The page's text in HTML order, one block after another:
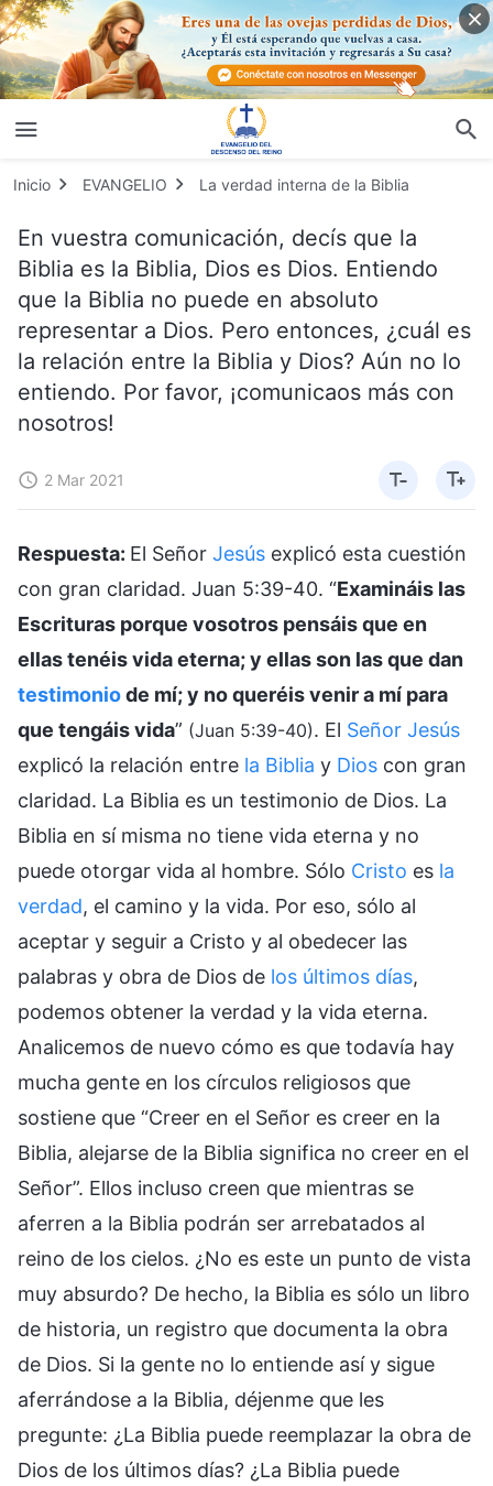
Inicio EVANGELIO La verdad interna de la Biblia
En vuestra comunicación, decís que la
Biblia es la Biblia, Dios es Dios. Entiendo
que la Biblia no puede en absoluto
representar a Dios. Pero entonces, ¿cuál es
la relación entre la Biblia y Dios? Aún no lo
entiendo. Por favor, ¡comunicaos más con
nosotros!
2 Mar 2021
Respuesta: El Señor Jesús explicó esta cuestión
con gran claridad. Juan 5:39-40. “Examináis las
Escrituras porque vosotros pensáis que en
ellas tenéis vida eterna; y ellas son las que dan
testimoniode mí; y no queréis venir a mí para
que tengáis vida” (Juan 5:39-40). El Señor Jesús
explicó la relación entre la Biblia y Dios con gran
claridad. La Biblia es un testimonio de Dios. La
Biblia en sí misma no tiene vida eterna y no
puede otorgar vida al hombre. Sólo Cristo es la
verdad, el camino y la vida. Por eso, sólo al
aceptar y seguir a Cristo y al obedecer las
palabras y obra de Dios de los últimos días,
podemos obtener la verdad y la vida eterna.
Analicemos de nuevo cómo es que todavía hay
mucha gente en los círculos religiosos que
sostiene que “Creer en el Señor es creer en la
Biblia, alejarse de la Biblia significa no creer en el
Señor”. Ellos incluso creen que mientras se
aferren a la Biblia podrán ser arrebatados al
reino de los cielos. ¿No es este un punto de vista
muy absurdo? De hecho, la Biblia es sólo un libro
de historia, un registro que documenta la obra
de Dios. Si la gente no lo entiende así y sigue
aferrándose a la Biblia, déjenme que les
pregunte: ¿La Biblia puede reemplazar la obra de
Dios de los últimos días? ¿La Biblia puede